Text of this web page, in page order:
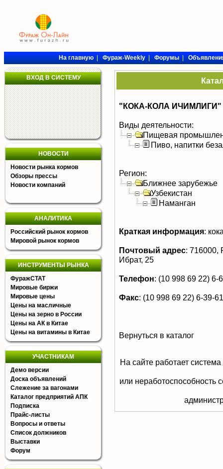
На главную|Фураж-Weekly|Форумы|
ВХОД В СИСТЕМУ
НОВОСТИ
Новости рынка кормов
Обзоры прессы
Новости компаний
АНАЛИТИКА
Российский рынок кормов
Мировой рынок кормов
ИНСТРУМЕНТЫ РЫНКА
ФуражСТАТ
Мировые биржи
Мировые цены
Цены на масличные
Цены на зерно в России
Цены на АК в Китае
Цены на витамины в Китае
УЧАСТНИКАМ
Демо версии
Доска объявлений
Слежение за вагонами
Каталог предприятий АПК
Подписка
Прайс-листы
Вопросы и ответы
Список должников
Выставки
Форум
"КОКА-КОЛА
Виды деятельности:
Пищевая
Пиво, напитки
Регион:
Ближнее зарубежье
Узбекистан
Наманган
Краткая информация:
Почтовый адрес: 716000,
Ибрат, 25
Телефон: (10 998 69 22) 6-
Факс: (10 998 69 22) 6-39-61
Вернуться в каталог
На сайте работает
или неработоспособность